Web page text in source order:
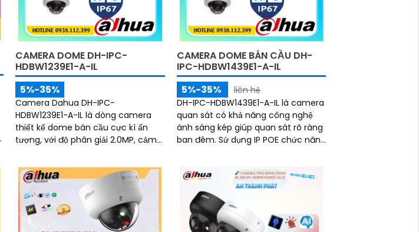
CAMERA DOME DH-IPC-
HDBW1239E1-A-IL
5%-35%
Camera Dahua DH-IPC-
HDBW1239E1-A-IL là dòng camera
thiết kế dome bán cầu cực kì ấn
tượng, với độ phân giải 2.0MP, cảm
khả năng phát hiện con người, kèm
theo đấy là chuẩn chống nước IP
67, biên độ hoạt động lớn có thể lắp
tại môi trường lạnh giá
CAMERA DOME BÁN CẦU DH-
IPC-HDBW1439E1-A-IL
5%-35%
liên hệ
DH-IPC-HDBW1439E1-A-IL là camera
quan sát có khả năng công nghệ
ánh sáng kép giúp quan sát rõ ràng
ban đêm. Sử dụng IP POE chức năng